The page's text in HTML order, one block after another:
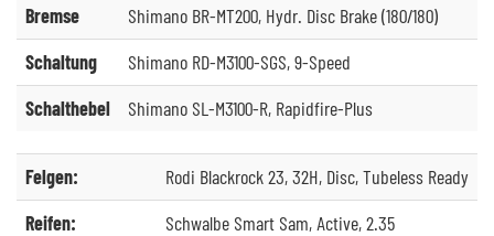
Bremse
Shimano BR-MT200, Hydr. Disc Brake (180/180)
Schaltung
Shimano RD-M3100-SGS, 9-Speed
Schalthebel
Shimano SL-M3100-R, Rapidfire-Plus
Felgen:
Rodi Blackrock 23, 32H, Disc, Tubeless Ready
Reifen:
Schwalbe Smart Sam, Active, 2.35